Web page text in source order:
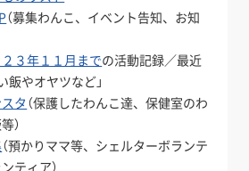
（募集わんこ、イベント告知、お知
３年１１月までの活動記録／最近
飯やオヤツなど」
タ（保護したわんこ達、保健室のわ
）
（預かりママ等、シェルターボランテ
ティア）